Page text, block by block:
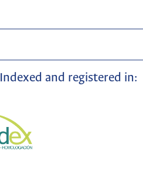
Indexed and registered in: